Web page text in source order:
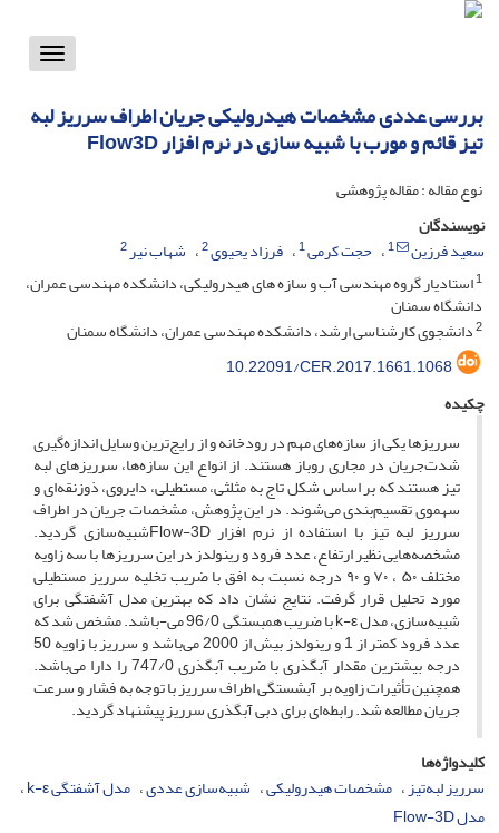
Toggle
بررسی عددی مشخصات هیدرولیکی جریان اطراف سرریز لبه
تیز قائم و مورب با شبیه سازی در نرم افزار Flow3D
نوع مقاله : مقاله پژوهشی
نویسندگان
سعید فرزین
1 حجت کرمی1 فرزاد یحیوی2 شهاب نیر2
1استادیار گروه مهندسی آب و سازه های هیدرولیکی، دانشکده مهندسی عمران،
دانشگاه سمنان
2دانشجوی کارشناسی ارشد، دانشکده مهندسی عمران، دانشگاه سمنان
10.22091/CER.2017.1661.1068
چکیده
سرریزها یکی از سازه‌های مهم در رودخانه و از رایج‌ترین وسایل اندازه‌گیری
شدت‌جریان در مجاری روباز هستند. از انواع این سازه‌ها، سرریز‌های لبه
تیز هستند که بر اساس شکل تاج به مثلثی، مستطیلی، دایروی، ذوزنقه‌ای و
سهموی تقسیم‌بندی می‌شوند. در این پژوهش، مشخصات جریان در اطراف
سرریز لبه تیز با استفاده از نرم افزار Flow-3Dشبیه‌سازی گردید.
مشخصه‌هایی نظیر ارتفاع، عدد فرود و رینولدز در این سرریز‌ها با سه زاویه
مختلف ۵۰ ، ۷۰ و ۹۰ درجه نسبت به افق با ضریب تخلیه سرریز مستطیلی
مورد تحلیل قرار گرفت. نتایج نشان داد که بهترین مدل آشفتگی برای
شبیه‌سازی، مدل k-ε با ضریب همبستگی 96/0 می-باشد. مشخص شد که
عدد فرود کمتر از 1 و رینولدز بیش از 2000 می‌باشد و سرریز با زاویه 50
درجه بیشترین مقدار آبگذری با ضریب آبگذری 747/0 را دارا می‌باشد.
همچنین تأثیرات زاویه بر آبشستگی اطراف سرریز با توجه به فشار و سرعت
جریان مطالعه شد. رابطه‌ای برای دبی آبگذری سرریز پیشنهاد گردید.
کلیدواژه‌ها
سرریز لبه‌تیز مشخصات هیدرولیکی شبیه‌سازی عددی مدل آشفتگی k-ε
مدل Flow-3D